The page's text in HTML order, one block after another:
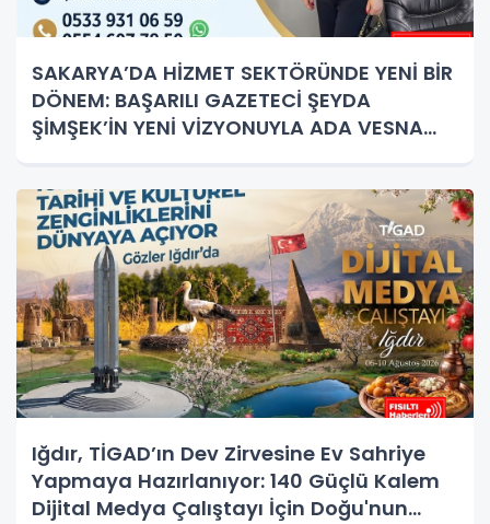
SAKARYA’DA HİZMET SEKTÖRÜNDE YENİ BİR
DÖNEM: BAŞARILI GAZETECİ ŞEYDA
ŞİMŞEK’İN YENİ VİZYONUYLA ADA VESNA
Iğdır, TİGAD’ın Dev Zirvesine Ev Sahriye
Yapmaya Hazırlanıyor: 140 Güçlü Kalem
Dijital Medya Çalıştayı İçin Doğu'nun